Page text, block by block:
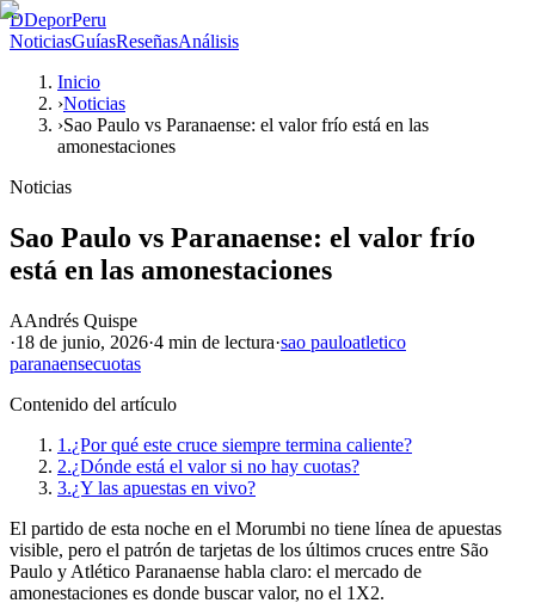
DDeporPeru
NoticiasGuíasReseñasAnálisis
Inicio
›Noticias
›Sao Paulo vs Paranaense: el valor frío está en las
amonestaciones
Noticias
Sao Paulo vs Paranaense: el valor frío
está en las amonestaciones
AAndrés Quispe
·18 de junio, 2026·4 min de lectura·sao pauloatletico
paranaensecuotas
Contenido del artículo
1.¿Por qué este cruce siempre termina caliente?
2.¿Dónde está el valor si no hay cuotas?
3.¿Y las apuestas en vivo?
El partido de esta noche en el Morumbi no tiene línea de apuestas
visible, pero el patrón de tarjetas de los últimos cruces entre São
Paulo y Atlético Paranaense habla claro: el mercado de
amonestaciones es donde buscar valor, no el 1X2.